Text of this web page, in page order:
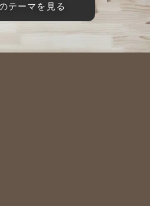
テーマを見る